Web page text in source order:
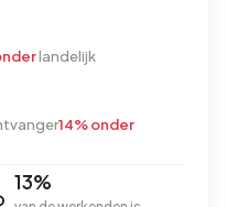
landelijk
14% onder
13%